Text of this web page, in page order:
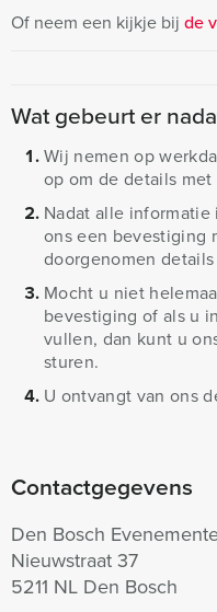
Of neem een kijkje bij de
Wat gebeurt er
Wij nemen op
op om de details
Nadat alle
ons een bevestiging
doorgenomen
Mocht u niet
bevestiging of als u
vullen, dan kunt u
sturen.
U ontvangt van ons
Contactgegevens
Den Bosch
Nieuwstraat 37
5211 NL Den Bosch